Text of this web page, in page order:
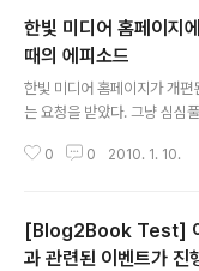
한빛 미디어 홈페이
때의 에피소드
한빛 미디어 홈페이지가 개
는 요청을 받았다. 그냥 심
0 0 2010. 1. 10.
[Blog2Book Test]
과 관련된 이벤트가 진